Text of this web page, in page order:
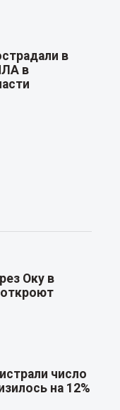
в
в
Оку в
число
на 12%